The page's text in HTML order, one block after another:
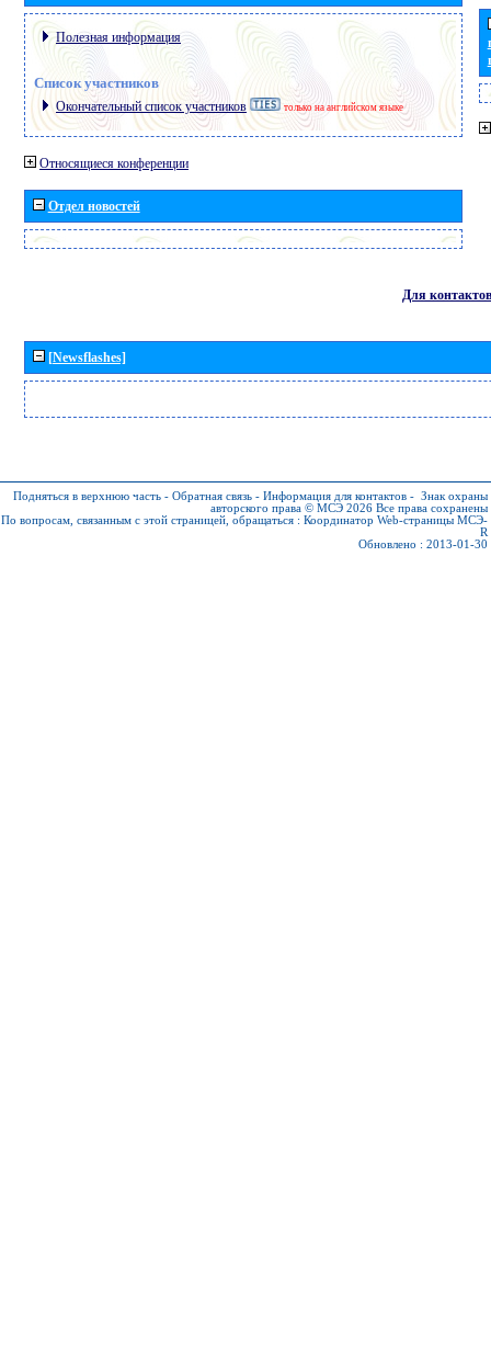
Полезная информация
Список участников
Окончательный список участников только на английском языке
Относящиеся конференции
Отдел новостей
Для контактов
[Newsflashes]
Подняться в верхнюю часть - Обратная связь - Информация для контактов - Знак охраны
авторского права © МСЭ 2026 Все права сохранены
По вопросам, связанным с этой страницей, обращаться : Координатор Web-страницы МСЭ-
R
Обновлено : 2013-01-30